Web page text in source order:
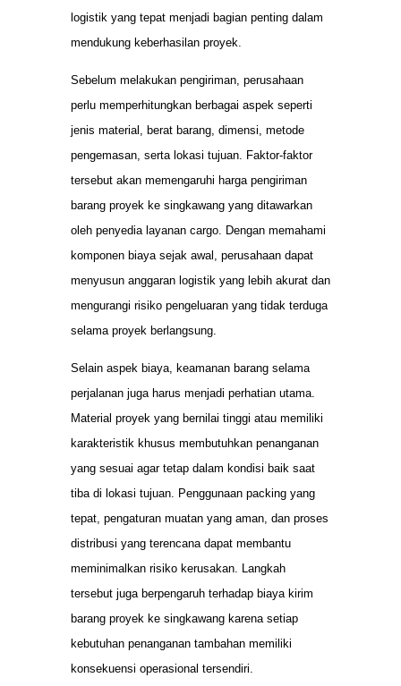
logistik yang tepat menjadi bagian penting dalam
mendukung keberhasilan proyek.
Sebelum melakukan pengiriman, perusahaan
perlu memperhitungkan berbagai aspek seperti
jenis material, berat barang, dimensi, metode
pengemasan, serta lokasi tujuan. Faktor-faktor
tersebut akan memengaruhi harga pengiriman
barang proyek ke singkawang yang ditawarkan
oleh penyedia layanan cargo. Dengan memahami
komponen biaya sejak awal, perusahaan dapat
menyusun anggaran logistik yang lebih akurat dan
mengurangi risiko pengeluaran yang tidak terduga
selama proyek berlangsung.
Selain aspek biaya, keamanan barang selama
perjalanan juga harus menjadi perhatian utama.
Material proyek yang bernilai tinggi atau memiliki
karakteristik khusus membutuhkan penanganan
yang sesuai agar tetap dalam kondisi baik saat
tiba di lokasi tujuan. Penggunaan packing yang
tepat, pengaturan muatan yang aman, dan proses
distribusi yang terencana dapat membantu
meminimalkan risiko kerusakan. Langkah
tersebut juga berpengaruh terhadap biaya kirim
barang proyek ke singkawang karena setiap
kebutuhan penanganan tambahan memiliki
konsekuensi operasional tersendiri.